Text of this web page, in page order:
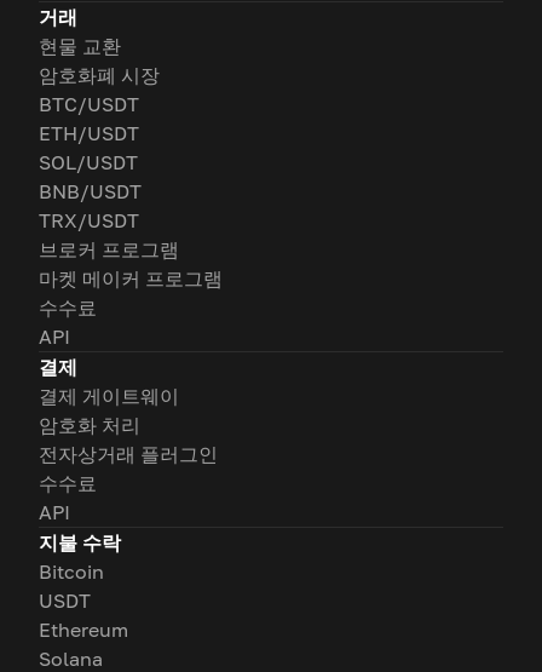
거래
현물 교환
암호화폐 시장
BTC/USDT
ETH/USDT
SOL/USDT
BNB/USDT
TRX/USDT
브로커 프로그램
마켓 메이커 프로그램
수수료
API
결제
결제 게이트웨이
암호화 처리
전자상거래 플러그인
수수료
API
지불 수락
Bitcoin
USDT
Ethereum
Solana